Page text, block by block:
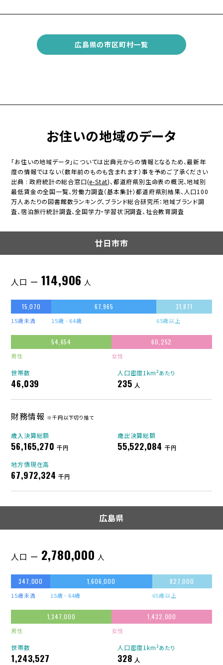
広島県の市区町村一覧
お住いの地域のデータ
「お住いの地域データ」については出典元からの情報となるため、最新年
度の情報ではない（数年前のものも含まれます）事を予めご了承ください
出典 : 政府統計の総合窓口(e-Stat)、都道府県別生命表の概況、地域別
最低賃金の全国一覧、労働力調査（基本集計）都道府県別結果、人口100
万人あたりの図書館数ランキング、ブランド総合研究所：地域ブランド調
査、宿泊旅行統計調査、全国学力・学習状況調査、社会教育調査
廿日市市
人口 ー 114,906 人
15,070
15歳未満
67,965
15歳 - 64歳
31,871
65歳以上
54,654
男性
60,252
女性
世帯数
46,039
人口密度1km²あたり
235 人
財務情報 ※千円以下切り捨て
歳入決算総額
56,165,270 千円
歳出決算総額
55,522,084 千円
地方債現在高
67,972,324 千円
広島県
人口 ー 2,780,000 人
347,000
15歳未満
1,606,000
15歳 - 64歳
827,000
65歳以上
1,347,000
男性
1,432,000
女性
世帯数
1,243,527
人口密度1km²あたり
328 人